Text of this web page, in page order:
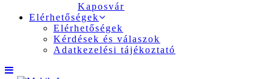
Kaposvár
Elérhetőségek
Elérhetőségek
Kérdések és válaszok
Adatkezelési tájékoztató